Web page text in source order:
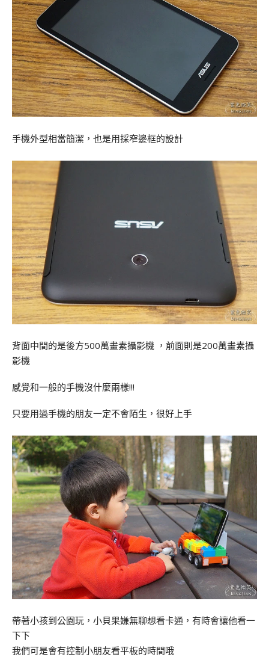
手機外型相當簡潔，也是用採窄邊框的設計
背面中間的是後方500萬畫素攝影機 ，前面則是200萬畫素攝
影機
感覺和一般的手機沒什麼兩樣!!!
只要用過手機的朋友一定不會陌生，很好上手
帶著小孩到公園玩，小貝果嫌無聊想看卡通，有時會讓他看一
下下
我們可是會有控制小朋友看平板的時間哦